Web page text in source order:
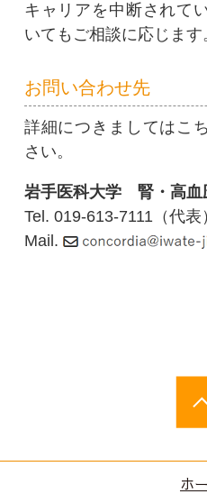
キャリアを中断されて
いてもご相談に応じます
お問い合わせ先
詳細につきましてはこ
さい。
岩手医科大学 腎・高
Tel. 019-613-7111（代表
Mail.
ホ